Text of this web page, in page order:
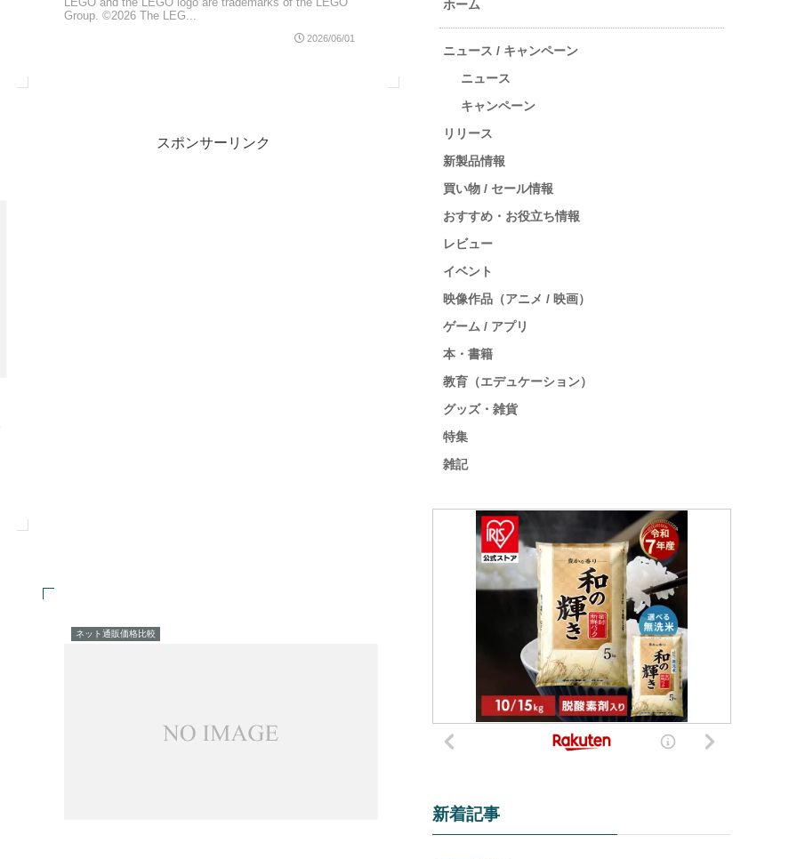
Group. ©2026 The LEG...
2026/06/01
スポンサーリンク
ネット通販価格比較
ホーム
ニュース / キャンペーン
ニュース
キャンペーン
リリース
新製品情報
買い物 / セール情報
おすすめ・お役立ち情報
レビュー
イベント
映像作品（アニメ / 映画）
ゲーム / アプリ
本・書籍
教育（エデュケーション）
グッズ・雑貨
特集
雑記
新着記事